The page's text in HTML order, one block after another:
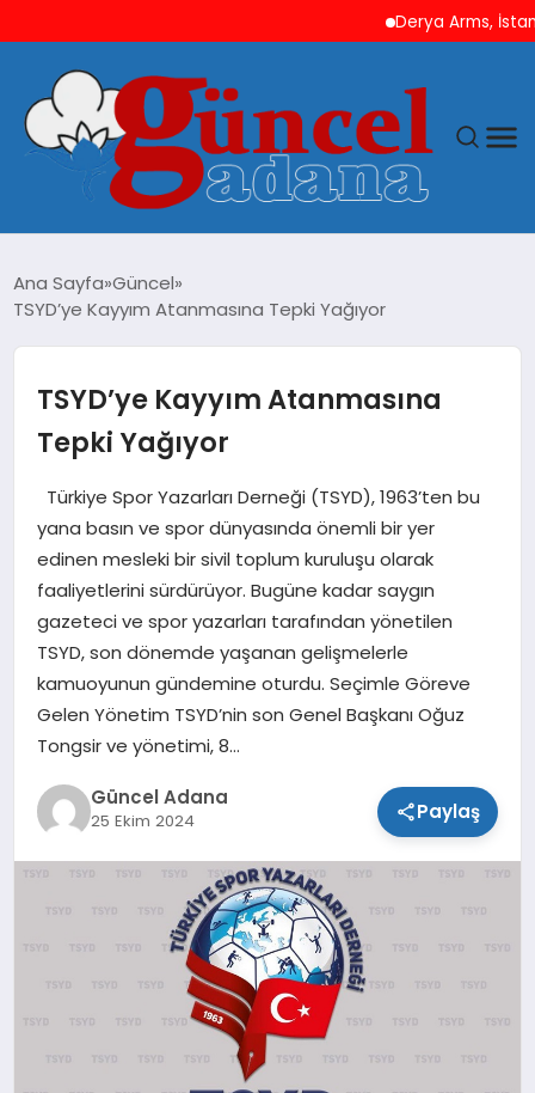
Derya Arms, İstanbul
GÜNCEL
YAŞAM
MAGAZIN
SAĞLIK
TEKNOLOJI
Ana Sayfa Güncel
TSYD’ye Kayyım Atanmasına Tepki Yağıyor
TSYD’ye Kayyım Atanmasına
Tepki Yağıyor
Türkiye Spor Yazarları Derneği (TSYD), 1963’ten bu
yana basın ve spor dünyasında önemli bir yer
edinen mesleki bir sivil toplum kuruluşu olarak
faaliyetlerini sürdürüyor. Bugüne kadar saygın
gazeteci ve spor yazarları tarafından yönetilen
TSYD, son dönemde yaşanan gelişmelerle
kamuoyunun gündemine oturdu. Seçimle Göreve
Gelen Yönetim TSYD’nin son Genel Başkanı Oğuz
Tongsir ve yönetimi, 8…
Güncel Adana
25 Ekim 2024 Paylaş